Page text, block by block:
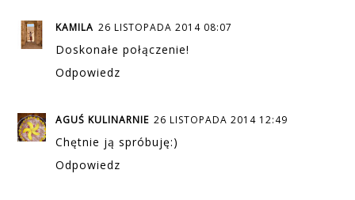
KAMILA 26 LISTOPADA 2014 08:07
Doskonałe połączenie!
Odpowiedz
AGUŚ KULINARNIE 26 LISTOPADA 2014 12:49
Chętnie ją spróbuję:)
Odpowiedz